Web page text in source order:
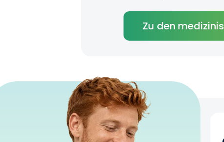
Zu den